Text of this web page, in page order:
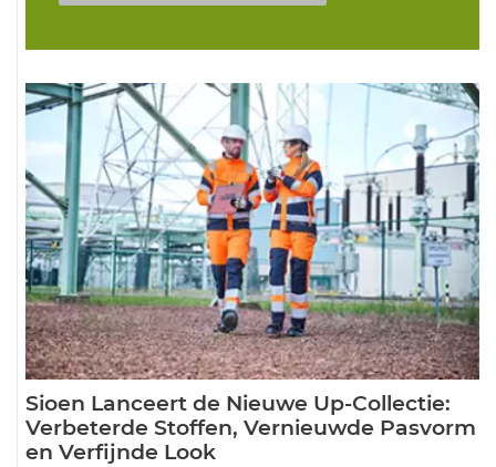
Sioen Lanceert de Nieuwe Up-Collectie:
Verbeterde Stoffen, Vernieuwde Pasvorm
en Verfijnde Look